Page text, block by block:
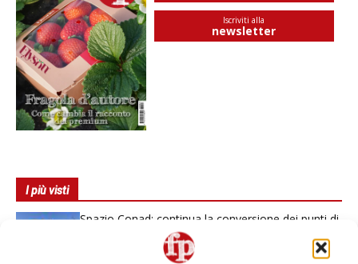
Iscriviti alla
newsletter
I più visti
Spazio Conad: continua la conversione dei punti di